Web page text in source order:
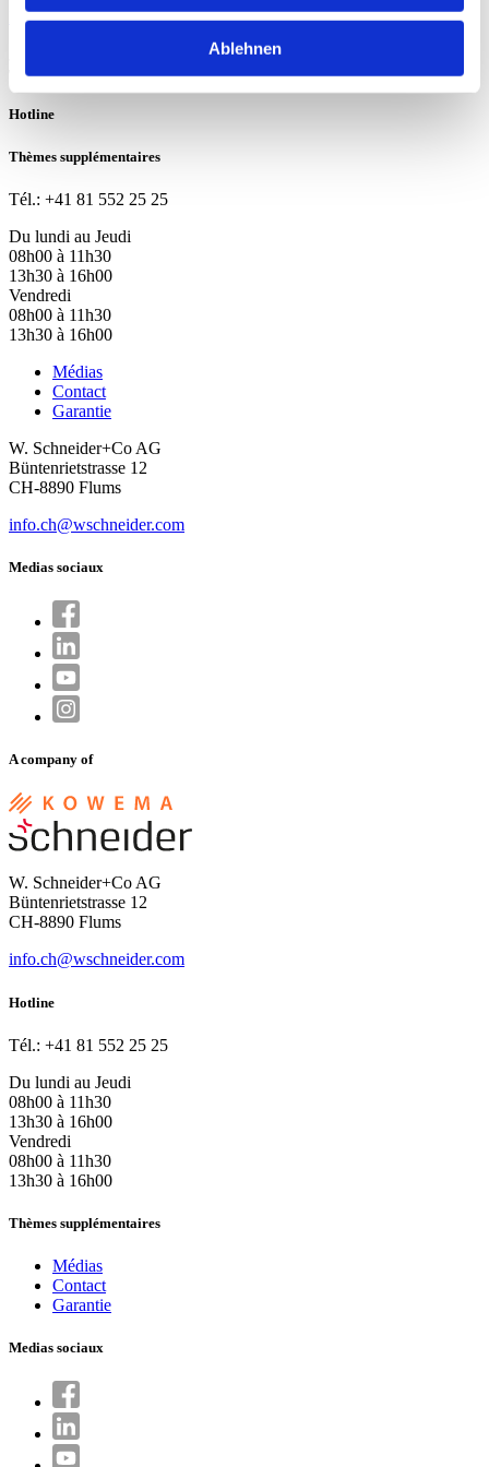
Ablehnen
PolicyetTerms of Services'appliquent.
Hotline
Thèmes supplémentaires
Tél.: +41 81 552 25 25
Du lundi au Jeudi
08h00 à 11h30
13h30 à 16h00
Vendredi
08h00 à 11h30
13h30 à 16h00
Médias
Contact
Garantie
W. Schneider+Co AG
Büntenrietstrasse 12
CH-8890 Flums
info.ch@wschneider.com
Medias sociaux
A company of
W. Schneider+Co AG
Büntenrietstrasse 12
CH-8890 Flums
info.ch@wschneider.com
Hotline
Tél.: +41 81 552 25 25
Du lundi au Jeudi
08h00 à 11h30
13h30 à 16h00
Vendredi
08h00 à 11h30
13h30 à 16h00
Thèmes supplémentaires
Médias
Contact
Garantie
Medias sociaux